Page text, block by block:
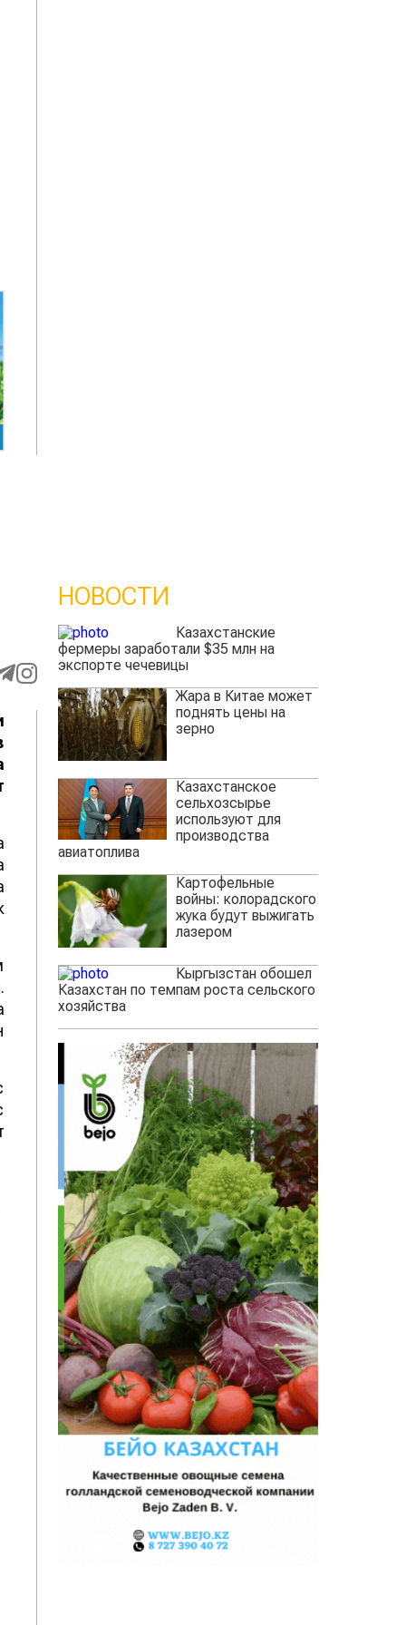
НОВОСТИ
Казахстанские
фермеры заработали $35 млн на
экспорте чечевицы
Жара в Китае может
поднять цены на
зерно
Казахстанское
сельхозсырье
используют для
производства
авиатоплива
Картофельные
войны: колорадского
жука будут выжигать
лазером
Кыргызстан обошел
Казахстан по темпам роста сельского
хозяйства